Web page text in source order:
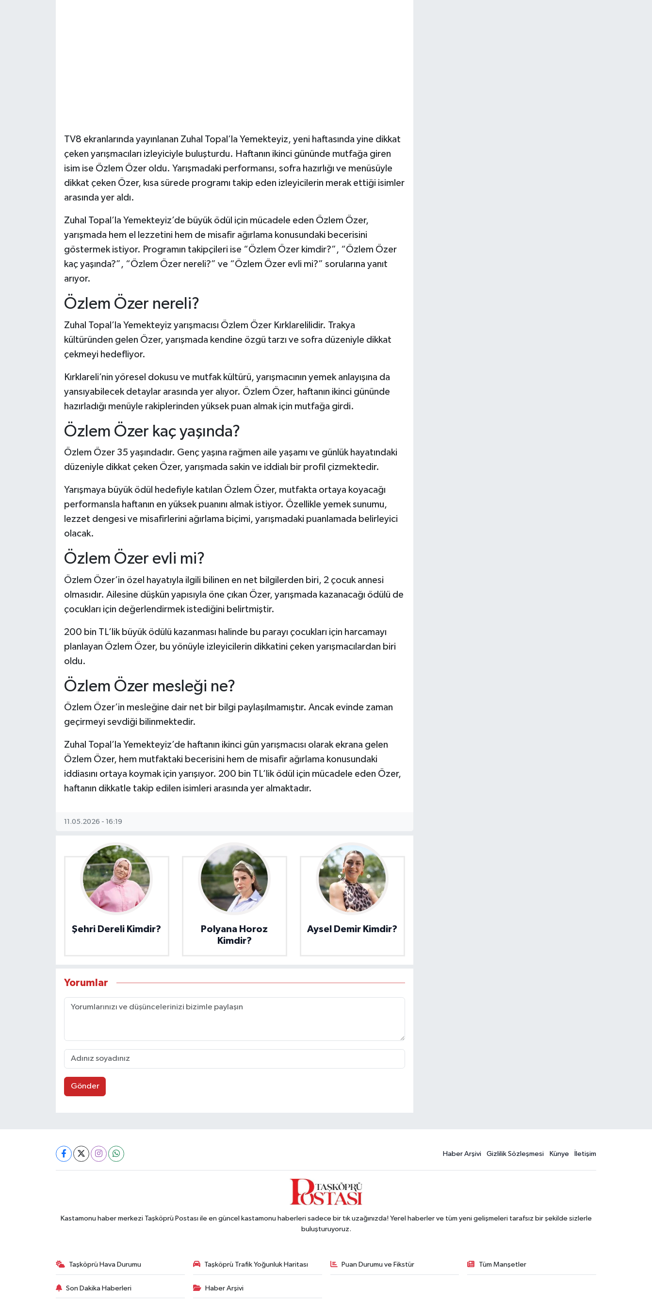
TV8 ekranlarında yayınlanan Zuhal Topal’la Yemekteyiz, yeni haftasında yine dikkat
çeken yarışmacıları izleyiciyle buluşturdu. Haftanın ikinci gününde mutfağa giren
isim ise Özlem Özer oldu. Yarışmadaki performansı, sofra hazırlığı ve menüsüyle
dikkat çeken Özer, kısa sürede programı takip eden izleyicilerin merak ettiği isimler
arasında yer aldı.
Zuhal Topal’la Yemekteyiz’de büyük ödül için mücadele eden Özlem Özer,
yarışmada hem el lezzetini hem de misafir ağırlama konusundaki becerisini
göstermek istiyor. Programın takipçileri ise “Özlem Özer kimdir?”, “Özlem Özer
kaç yaşında?”, “Özlem Özer nereli?” ve “Özlem Özer evli mi?” sorularına yanıt
arıyor.
Özlem Özer nereli?
Zuhal Topal’la Yemekteyiz yarışmacısı Özlem Özer Kırklarelilidir. Trakya
kültüründen gelen Özer, yarışmada kendine özgü tarzı ve sofra düzeniyle dikkat
çekmeyi hedefliyor.
Kırklareli’nin yöresel dokusu ve mutfak kültürü, yarışmacının yemek anlayışına da
yansıyabilecek detaylar arasında yer alıyor. Özlem Özer, haftanın ikinci gününde
hazırladığı menüyle rakiplerinden yüksek puan almak için mutfağa girdi.
Özlem Özer kaç yaşında?
Özlem Özer 35 yaşındadır. Genç yaşına rağmen aile yaşamı ve günlük hayatındaki
düzeniyle dikkat çeken Özer, yarışmada sakin ve iddialı bir profil çizmektedir.
Yarışmaya büyük ödül hedefiyle katılan Özlem Özer, mutfakta ortaya koyacağı
performansla haftanın en yüksek puanını almak istiyor. Özellikle yemek sunumu,
lezzet dengesi ve misafirlerini ağırlama biçimi, yarışmadaki puanlamada belirleyici
olacak.
Özlem Özer evli mi?
Özlem Özer’in özel hayatıyla ilgili bilinen en net bilgilerden biri, 2 çocuk annesi
olmasıdır. Ailesine düşkün yapısıyla öne çıkan Özer, yarışmada kazanacağı ödülü de
çocukları için değerlendirmek istediğini belirtmiştir.
200 bin TL’lik büyük ödülü kazanması halinde bu parayı çocukları için harcamayı
planlayan Özlem Özer, bu yönüyle izleyicilerin dikkatini çeken yarışmacılardan biri
oldu.
Özlem Özer mesleği ne?
Özlem Özer’in mesleğine dair net bir bilgi paylaşılmamıştır. Ancak evinde zaman
geçirmeyi sevdiği bilinmektedir.
Zuhal Topal’la Yemekteyiz’de haftanın ikinci gün yarışmacısı olarak ekrana gelen
Özlem Özer, hem mutfaktaki becerisini hem de misafir ağırlama konusundaki
iddiasını ortaya koymak için yarışıyor. 200 bin TL’lik ödül için mücadele eden Özer,
haftanın dikkatle takip edilen isimleri arasında yer almaktadır.
11.05.2026 - 16:19
Şehri Dereli Kimdir?
Polyana Horoz
Kimdir?
Aysel Demir Kimdir?
Yorumlar
Gönder
Haber Arşivi Gizlilik Sözleşmesi Künye İletişim
Kastamonu haber merkezi Taşköprü Postası ile en güncel kastamonu haberleri sadece bir tık uzağınızda! Yerel haberler ve tüm yeni gelişmeleri tarafsız bir şekilde sizlerle
buluşturuyoruz.
Taşköprü Hava Durumu Taşköprü Trafik Yoğunluk Haritası Puan Durumu ve Fikstür Tüm Manşetler
Son Dakika Haberleri Haber Arşivi
İnebolu Haberleri
Küre Haberleri
Pınarbaşı Haberleri
Şenpazar Haberleri
Seydiler Haberleri
Karadeniz Haberleri
Teknoloji Haberleri
Dünya Haberleri
Yerel Haberler
Haber Arşivi